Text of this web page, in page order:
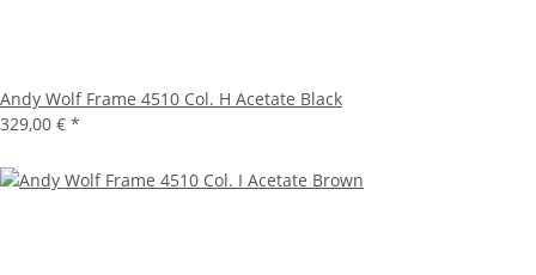
Andy Wolf Frame 4510 Col. H Acetate Black
329,00 € *